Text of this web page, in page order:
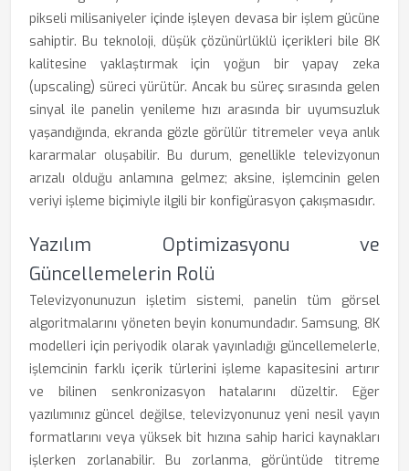
pikseli milisaniyeler içinde işleyen devasa bir işlem gücüne
sahiptir. Bu teknoloji, düşük çözünürlüklü içerikleri bile 8K
kalitesine yaklaştırmak için yoğun bir yapay zeka
(upscaling) süreci yürütür. Ancak bu süreç sırasında gelen
sinyal ile panelin yenileme hızı arasında bir uyumsuzluk
yaşandığında, ekranda gözle görülür titremeler veya anlık
kararmalar oluşabilir. Bu durum, genellikle televizyonun
arızalı olduğu anlamına gelmez; aksine, işlemcinin gelen
veriyi işleme biçimiyle ilgili bir konfigürasyon çakışmasıdır.
Yazılım Optimizasyonu ve
Güncellemelerin Rolü
Televizyonunuzun işletim sistemi, panelin tüm görsel
algoritmalarını yöneten beyin konumundadır. Samsung, 8K
modelleri için periyodik olarak yayınladığı güncellemelerle,
işlemcinin farklı içerik türlerini işleme kapasitesini artırır
ve bilinen senkronizasyon hatalarını düzeltir. Eğer
yazılımınız güncel değilse, televizyonunuz yeni nesil yayın
formatlarını veya yüksek bit hızına sahip harici kaynakları
işlerken zorlanabilir. Bu zorlanma, görüntüde titreme